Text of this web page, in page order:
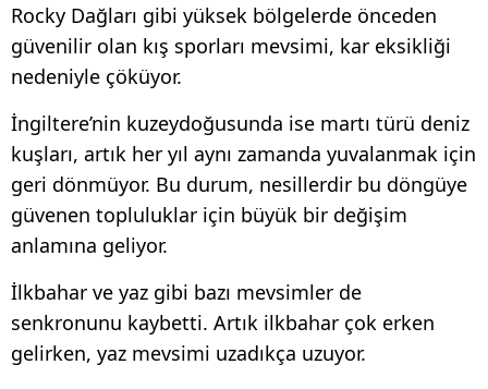
Rocky Dağları gibi yüksek bölgelerde önceden
güvenilir olan kış sporları mevsimi, kar eksikliği
nedeniyle çöküyor.
İngiltere’nin kuzeydoğusunda ise martı türü deniz
kuşları, artık her yıl aynı zamanda yuvalanmak için
geri dönmüyor. Bu durum, nesillerdir bu döngüye
güvenen topluluklar için büyük bir değişim
anlamına geliyor.
İlkbahar ve yaz gibi bazı mevsimler de
senkronunu kaybetti. Artık ilkbahar çok erken
gelirken, yaz mevsimi uzadıkça uzuyor.